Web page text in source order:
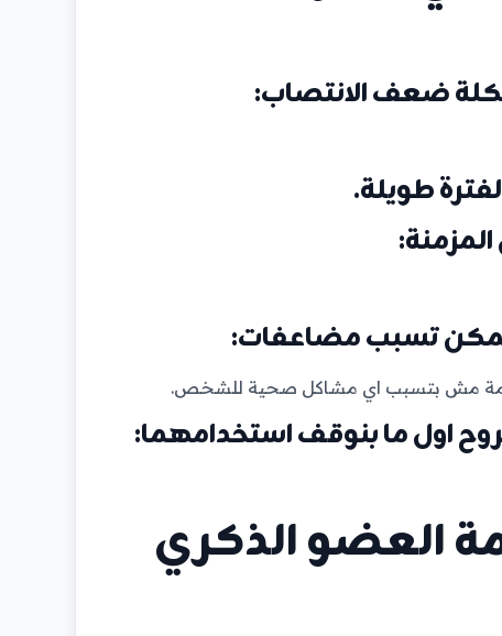
مش بتسبب اي مشاكل صحية للشخص.
العضو الذكري